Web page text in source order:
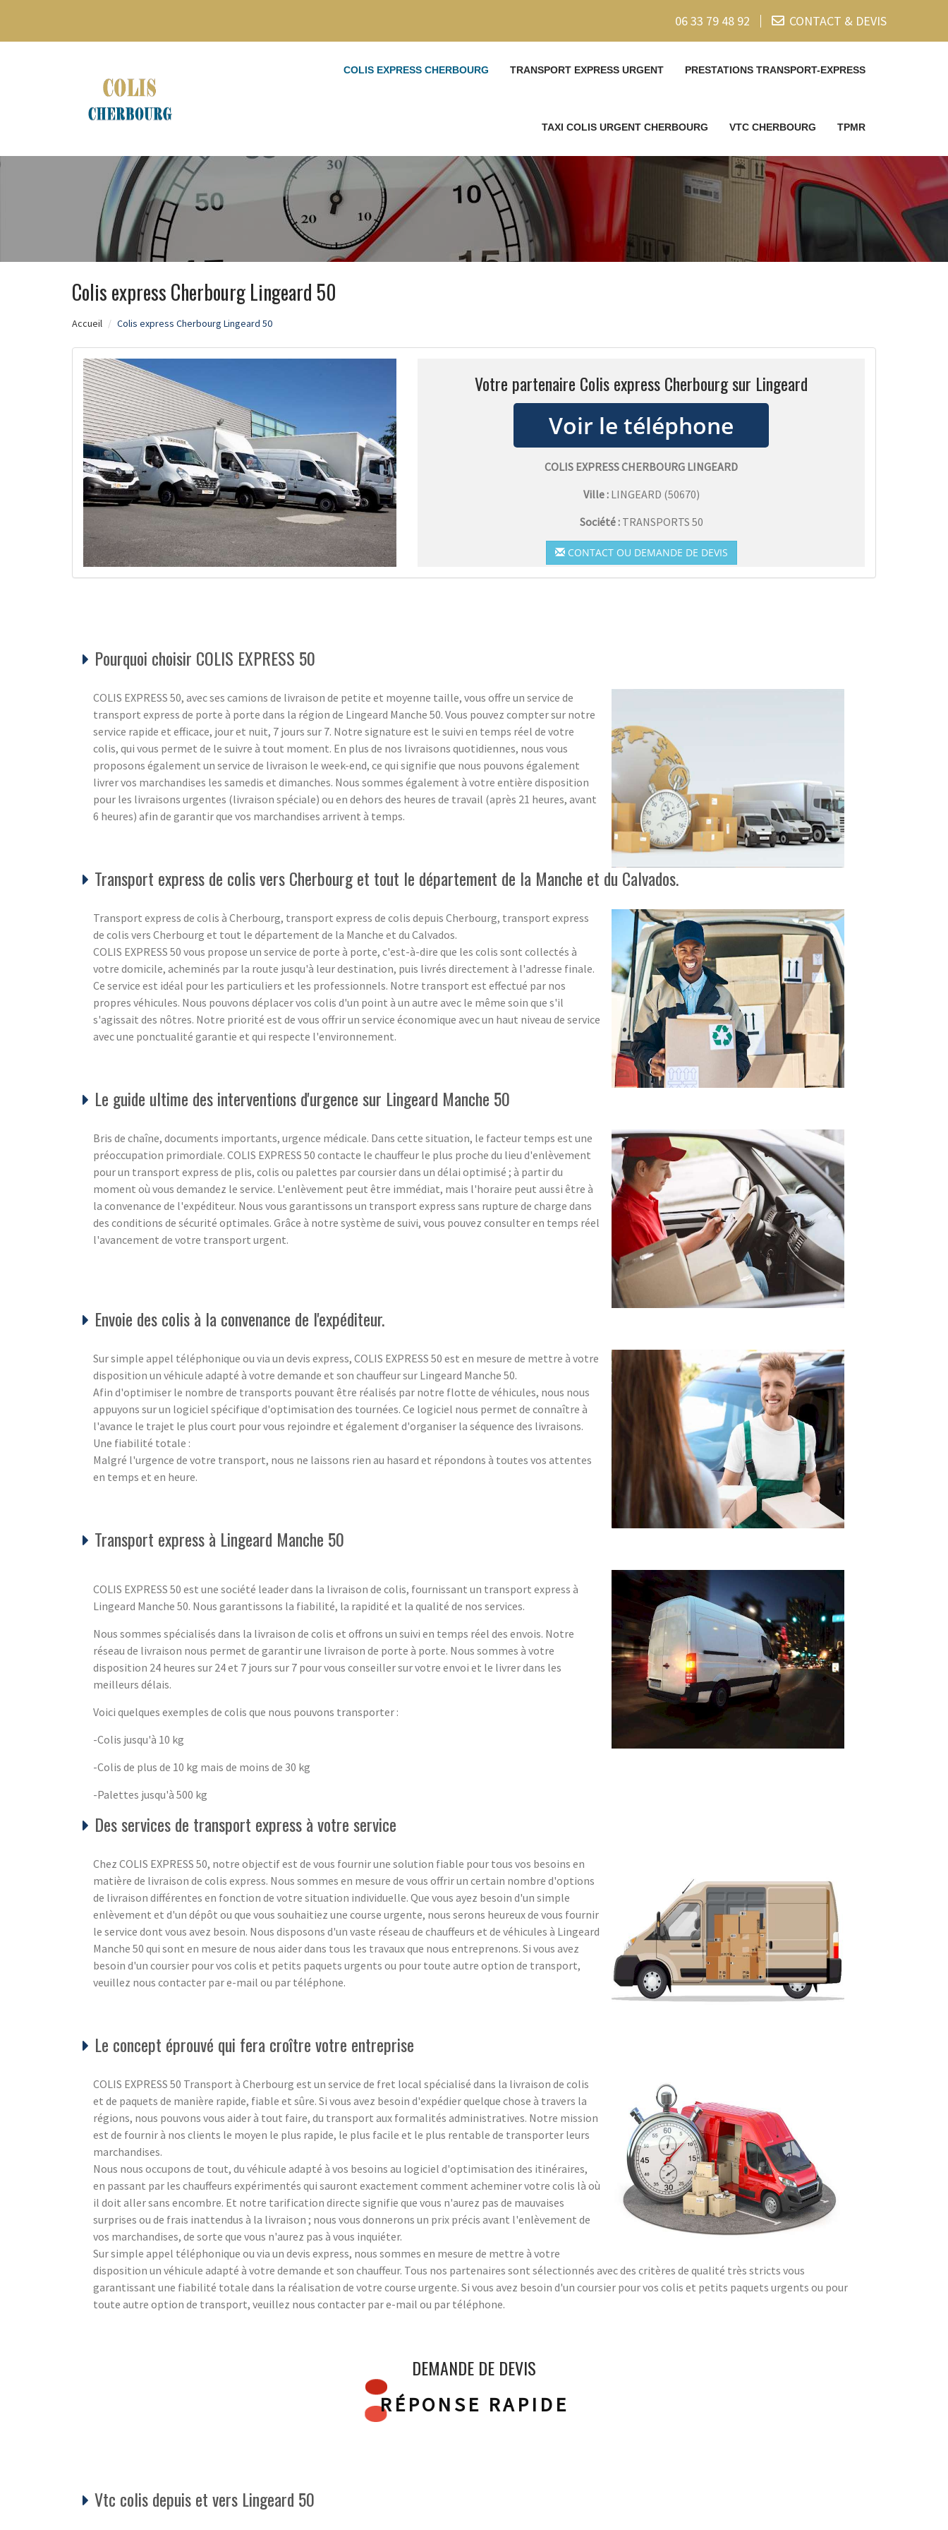
06 33 79 48 92 CONTACT & DEVIS
COLIS EXPRESS CHERBOURG TRANSPORT EXPRESS URGENT PRESTATIONS TRANSPORT-EXPRESS
TAXI COLIS URGENT CHERBOURG VTC CHERBOURG TPMR
Colis express Cherbourg Lingeard 50
Accueil Colis express Cherbourg Lingeard 50
Votre partenaire Colis express Cherbourg sur Lingeard
COLIS EXPRESS CHERBOURG LINGEARD
Ville : LINGEARD (50670)
Société : TRANSPORTS 50
CONTACT OU DEMANDE DE DEVIS
Pourquoi choisir COLIS EXPRESS 50
COLIS EXPRESS 50, avec ses camions de livraison de petite et moyenne taille, vous offre un service de
transport express de porte à porte dans la région de Lingeard Manche 50. Vous pouvez compter sur notre
service rapide et efficace, jour et nuit, 7 jours sur 7. Notre signature est le suivi en temps réel de votre
colis, qui vous permet de le suivre à tout moment. En plus de nos livraisons quotidiennes, nous vous
proposons également un service de livraison le week-end, ce qui signifie que nous pouvons également
livrer vos marchandises les samedis et dimanches. Nous sommes également à votre entière disposition
pour les livraisons urgentes (livraison spéciale) ou en dehors des heures de travail (après 21 heures, avant
6 heures) afin de garantir que vos marchandises arrivent à temps.
Transport express de colis vers Cherbourg et tout le département de la Manche et du Calvados.
Transport express de colis à Cherbourg, transport express de colis depuis Cherbourg, transport express
de colis vers Cherbourg et tout le département de la Manche et du Calvados.
COLIS EXPRESS 50 vous propose un service de porte à porte, c'est-à-dire que les colis sont collectés à
votre domicile, acheminés par la route jusqu'à leur destination, puis livrés directement à l'adresse finale.
Ce service est idéal pour les particuliers et les professionnels. Notre transport est effectué par nos
propres véhicules. Nous pouvons déplacer vos colis d'un point à un autre avec le même soin que s'il
s'agissait des nôtres. Notre priorité est de vous offrir un service économique avec un haut niveau de service
avec une ponctualité garantie et qui respecte l'environnement.
Le guide ultime des interventions d'urgence sur Lingeard Manche 50
Bris de chaîne, documents importants, urgence médicale. Dans cette situation, le facteur temps est une
préoccupation primordiale. COLIS EXPRESS 50 contacte le chauffeur le plus proche du lieu d'enlèvement
pour un transport express de plis, colis ou palettes par coursier dans un délai optimisé ; à partir du
moment où vous demandez le service. L'enlèvement peut être immédiat, mais l'horaire peut aussi être à
la convenance de l'expéditeur. Nous vous garantissons un transport express sans rupture de charge dans
des conditions de sécurité optimales. Grâce à notre système de suivi, vous pouvez consulter en temps réel
l'avancement de votre transport urgent.
Envoie des colis à la convenance de l'expéditeur.
Sur simple appel téléphonique ou via un devis express, COLIS EXPRESS 50 est en mesure de mettre à votre
disposition un véhicule adapté à votre demande et son chauffeur sur Lingeard Manche 50.
Afin d'optimiser le nombre de transports pouvant être réalisés par notre flotte de véhicules, nous nous
appuyons sur un logiciel spécifique d'optimisation des tournées. Ce logiciel nous permet de connaître à
l'avance le trajet le plus court pour vous rejoindre et également d'organiser la séquence des livraisons.
Une fiabilité totale :
Malgré l'urgence de votre transport, nous ne laissons rien au hasard et répondons à toutes vos attentes
en temps et en heure.
Transport express à Lingeard Manche 50
COLIS EXPRESS 50 est une société leader dans la livraison de colis, fournissant un transport express à
Lingeard Manche 50. Nous garantissons la fiabilité, la rapidité et la qualité de nos services.
Nous sommes spécialisés dans la livraison de colis et offrons un suivi en temps réel des envois. Notre
réseau de livraison nous permet de garantir une livraison de porte à porte. Nous sommes à votre
disposition 24 heures sur 24 et 7 jours sur 7 pour vous conseiller sur votre envoi et le livrer dans les
meilleurs délais.
Voici quelques exemples de colis que nous pouvons transporter :
-Colis jusqu'à 10 kg
-Colis de plus de 10 kg mais de moins de 30 kg
-Palettes jusqu'à 500 kg
Des services de transport express à votre service
Chez COLIS EXPRESS 50, notre objectif est de vous fournir une solution fiable pour tous vos besoins en
matière de livraison de colis express. Nous sommes en mesure de vous offrir un certain nombre d'options
de livraison différentes en fonction de votre situation individuelle. Que vous ayez besoin d'un simple
enlèvement et d'un dépôt ou que vous souhaitiez une course urgente, nous serons heureux de vous fournir
le service dont vous avez besoin. Nous disposons d'un vaste réseau de chauffeurs et de véhicules à Lingeard
Manche 50 qui sont en mesure de nous aider dans tous les travaux que nous entreprenons. Si vous avez
besoin d'un coursier pour vos colis et petits paquets urgents ou pour toute autre option de transport,
veuillez nous contacter par e-mail ou par téléphone.
Le concept éprouvé qui fera croître votre entreprise
COLIS EXPRESS 50 Transport à Cherbourg est un service de fret local spécialisé dans la livraison de colis
et de paquets de manière rapide, fiable et sûre. Si vous avez besoin d'expédier quelque chose à travers la
régions, nous pouvons vous aider à tout faire, du transport aux formalités administratives. Notre mission
est de fournir à nos clients le moyen le plus rapide, le plus facile et le plus rentable de transporter leurs
marchandises.
Nous nous occupons de tout, du véhicule adapté à vos besoins au logiciel d'optimisation des itinéraires,
en passant par les chauffeurs expérimentés qui sauront exactement comment acheminer votre colis là où
il doit aller sans encombre. Et notre tarification directe signifie que vous n'aurez pas de mauvaises
surprises ou de frais inattendus à la livraison ; nous vous donnerons un prix précis avant l'enlèvement de
vos marchandises, de sorte que vous n'aurez pas à vous inquiéter.
Sur simple appel téléphonique ou via un devis express, nous sommes en mesure de mettre à votre
disposition un véhicule adapté à votre demande et son chauffeur. Tous nos partenaires sont sélectionnés avec des critères de qualité très stricts vous
garantissant une fiabilité totale dans la réalisation de votre course urgente. Si vous avez besoin d'un coursier pour vos colis et petits paquets urgents ou pour
toute autre option de transport, veuillez nous contacter par e-mail ou par téléphone.
DEMANDE DE DEVIS
RÉPONSE RAPIDE
Vtc colis depuis et vers Lingeard 50